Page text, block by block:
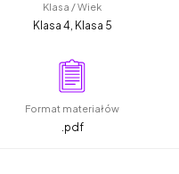
Klasa / Wiek
Klasa 4, Klasa 5
Format materiałów
.pdf